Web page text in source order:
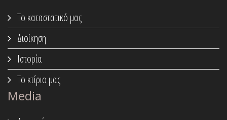
Το καταστατικό μας
Διοίκηση
Ιστορία
Το κτίριο μας
Media